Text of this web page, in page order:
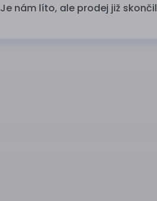
Je nám líto, ale prodej již skončil